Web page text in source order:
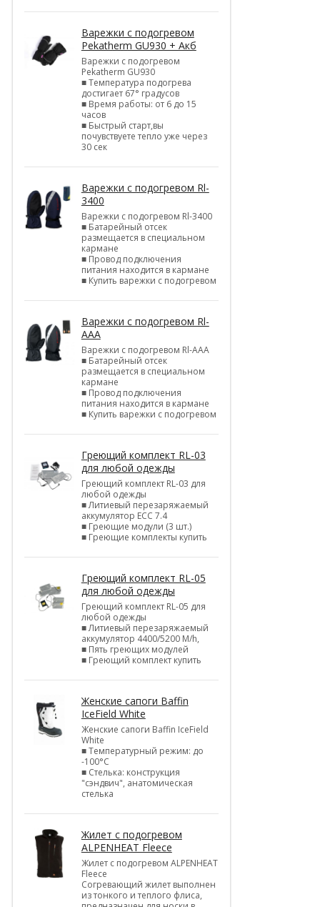
Варежки с подогревом
Pekatherm GU930 + Акб
Варежки с подогревом
Pekatherm GU930
■ Температура подогрева
достигает 67° градусов
■ Время работы: от 6 до 15
часов
■ Быстрый старт,вы
почувствуете тепло уже через
30 сек
Варежки с подогревом Rl-
3400
Варежки с подогревом Rl-3400
■ Батарейный отсек
размещается в специальном
кармане
■ Провод подключения
питания находится в кармане
■ Купить варежки с подогревом
Варежки с подогревом Rl-
AAA
Варежки с подогревом Rl-AAA
■ Батарейный отсек
размещается в специальном
кармане
■ Провод подключения
питания находится в кармане
■ Купить варежки с подогревом
Греющий комплект RL-03
для любой одежды
Греющий комплект RL-03 для
любой одежды
■ Литиевый перезаряжаемый
аккумулятор ЕСС 7.4
■ Греющие модули (3 шт.)
■ Греющие комплекты купить
Греющий комплект RL-05
для любой одежды
Греющий комплект RL-05 для
любой одежды
■ Литиевый перезаряжаемый
аккумулятор 4400/5200 M/h,
■ Пять греющих модулей
■ Греющий комплект купить
Женские сапоги Baffin
IceField White
Женские сапоги Baffin IceField
White
■ Температурный режим: до
-100°C
■ Стелька: конструкция
"сэндвич", анатомическая
стелька
Жилет с подогревом
ALPENHEAT Fleece
Жилет с подогревом ALPENHEAT
Fleece
Согревающий жилет выполнен
из тонкого и теплого флиса,